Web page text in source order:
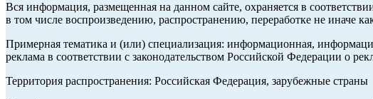
Вся информация, размещенная на данном сайте, охраняется в
в том числе воспроизведению, распространению, переработке не иначе
Примерная тематика и (или) специализация: информационная,
реклама в соответствии с законодательством Российской Федерации о
Территория распространения: Российская Федерация, зарубежные страны